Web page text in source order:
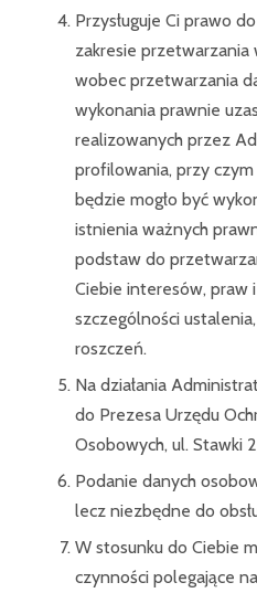
Przysługuje Ci prawo
zakresie przetwarzania
wobec przetwarzania
wykonania prawnie
realizowanych przez
profilowania, przy
będzie mogło być
istnienia ważnych
podstaw do
Ciebie interesów, praw
szczególności
roszczeń.
Na działania
do Prezesa Urzędu
Osobowych, ul. Stawki
Podanie danych
lecz niezbędne do
W stosunku do Ciebie
czynności polegające